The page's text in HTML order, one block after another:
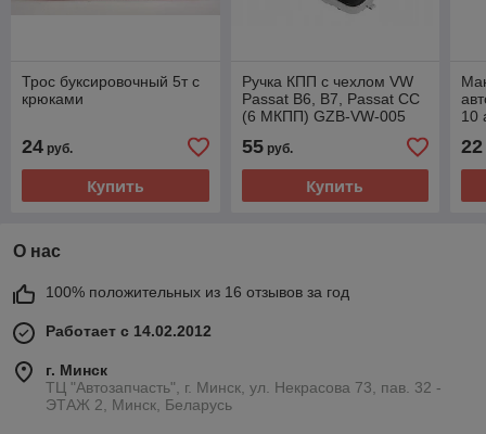
Трос буксировочный 5т с
крюками
24 руб.
Купить
Ручка КПП с чехлом VW
Passat B6, B7, Passat CC
(6 МКПП) GZB-VW-005
55руб.
Купить
10
22
О нас
100% положительных из 16 отзывов за год
Работает с 14.02.2012
г. Минск
ТЦ "Автозапчасть", г. Минск, ул. Некрасова 73, пав. 32 -
ЭТАЖ 2, Минск, Беларусь